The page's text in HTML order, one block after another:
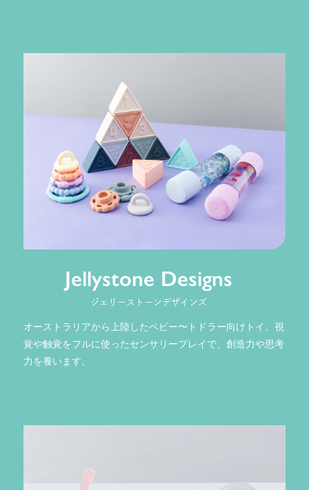
Jellystone Designs
ジェリーストーンデザインズ
オーストラリアから上陸したベビー〜トドラー向けトイ。視
覚や触覚をフルに使ったセンサリープレイで、創造力や思考
力を養います。